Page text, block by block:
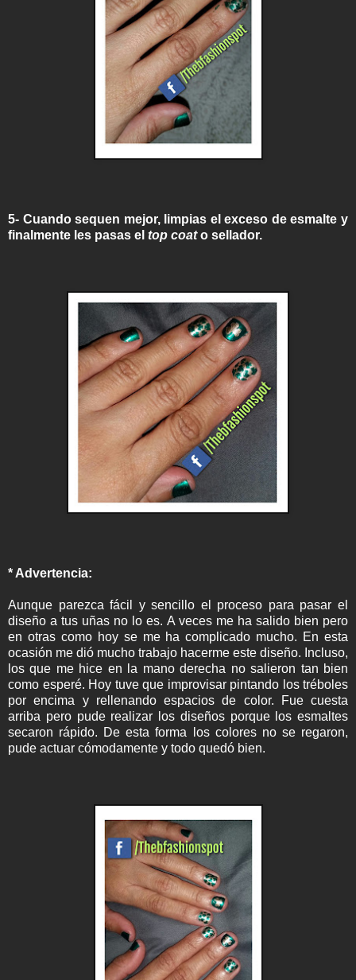
5- Cuando sequen mejor, limpias el exceso de esmalte y
finalmente les pasas el top coato sellador.
* Advertencia:
Aunque parezca fácil y sencillo el proceso para pasar el
diseño a tus uñas no lo es. A veces me ha salido bien pero
en otras como hoy se me ha complicado mucho. En esta
ocasión me dió mucho trabajo hacerme este diseño. Incluso,
los que me hice en la mano derecha no salieron tan bien
como esperé. Hoy tuve que improvisar pintando los tréboles
por encima y rellenando espacios de color. Fue cuesta
arriba pero pude realizar los diseños porque los esmaltes
secaron rápido. De esta forma los colores no se regaron,
pude actuar cómodamente y todo quedó bien.